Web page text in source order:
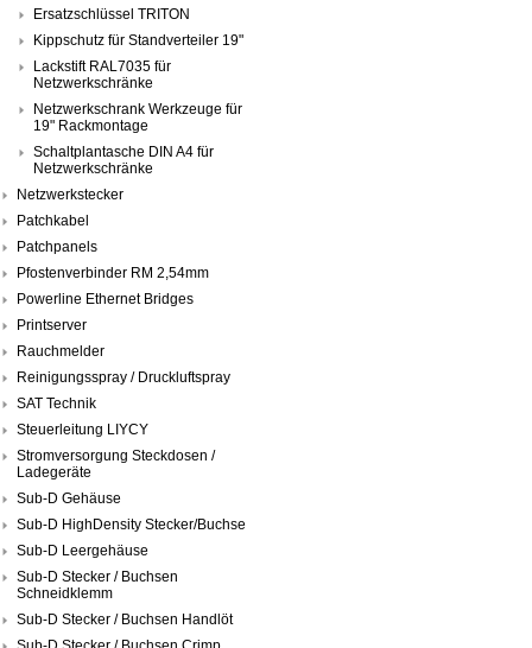
Ersatzschlüssel TRITON
Kippschutz für Standverteiler 19"
Lackstift RAL7035 für
Netzwerkschränke
Netzwerkschrank Werkzeuge für
19" Rackmontage
Schaltplantasche DIN A4 für
Netzwerkschränke
Netzwerkstecker
Patchkabel
Patchpanels
Pfostenverbinder RM 2,54mm
Powerline Ethernet Bridges
Printserver
Rauchmelder
Reinigungsspray / Druckluftspray
SAT Technik
Steuerleitung LIYCY
Stromversorgung Steckdosen /
Ladegeräte
Sub-D Gehäuse
Sub-D HighDensity Stecker/Buchse
Sub-D Leergehäuse
Sub-D Stecker / Buchsen
Schneidklemm
Sub-D Stecker / Buchsen Handlöt